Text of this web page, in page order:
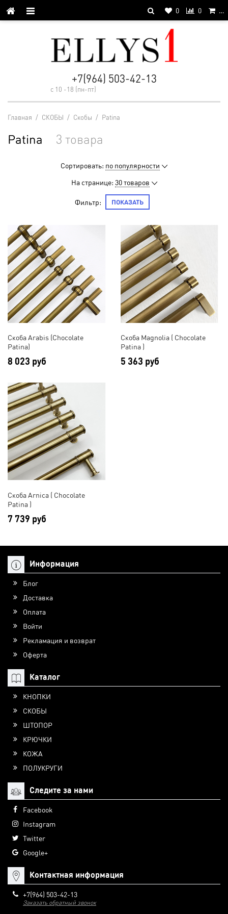
0 0 …
+7(964) 503-42-13
с 10 -18 (пн-пт)
Главная / СКОБЫ / Cкобы / Patina
Patina 3 товара
Сортировать: по популярности
На странице: 30 товаров
Фильтр: ПОКАЗАТЬ
Скоба Arabis (Chocolate
Patina)
8 023 руб
Скоба Magnolia ( Chocolate
Patina )
5 363 руб
Скоба Arnica ( Chocolate
Patina )
7 739 руб
Информация
Блог
Доставка
Оплата
Войти
Рекламация и возврат
Оферта
Каталог
КНОПКИ
СКОБЫ
ШТОПОР
КРЮЧКИ
КОЖА
ПОЛУКРУГИ
Следите за нами
Facebook
Instagram
Twitter
Google+
Контактная информация
+7(964) 503-42-13
Заказать обратный звонок